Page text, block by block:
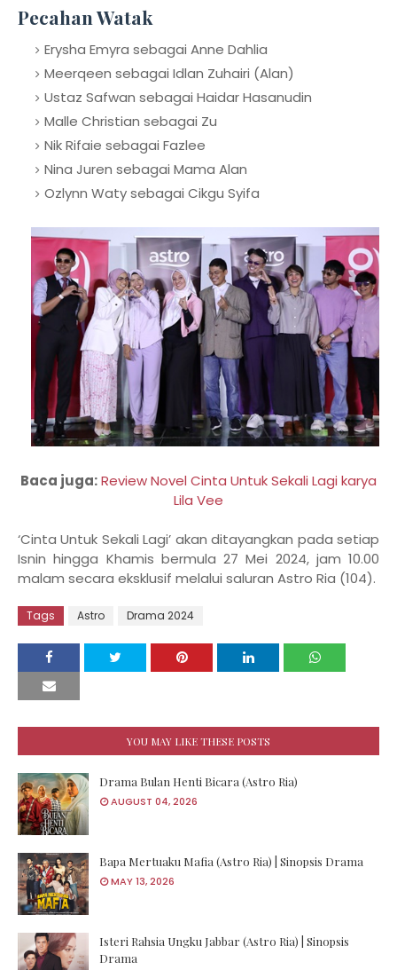
Pecahan Watak
Erysha Emyra sebagai Anne Dahlia
Meerqeen sebagai Idlan Zuhairi (Alan)
Ustaz Safwan sebagai Haidar Hasanudin
Malle Christian sebagai Zu
Nik Rifaie sebagai Fazlee
Nina Juren sebagai Mama Alan
Ozlynn Waty sebagai Cikgu Syifa
Baca juga:Review Novel Cinta Untuk Sekali Lagi karya
Lila Vee
‘Cinta Untuk Sekali Lagi’ akan ditayangkan pada setiap
Isnin hingga Khamis bermula 27 Mei 2024, jam 10.00
malam secara eksklusif melalui saluran Astro Ria (104).
Tags Astro Drama 2024
YOU MAY LIKE THESE POSTS
Drama Bulan Henti Bicara (Astro Ria)
AUGUST 04, 2026
Bapa Mertuaku Mafia (Astro Ria) | Sinopsis Drama
MAY 13, 2026
Isteri Rahsia Ungku Jabbar (Astro Ria) | Sinopsis
Drama